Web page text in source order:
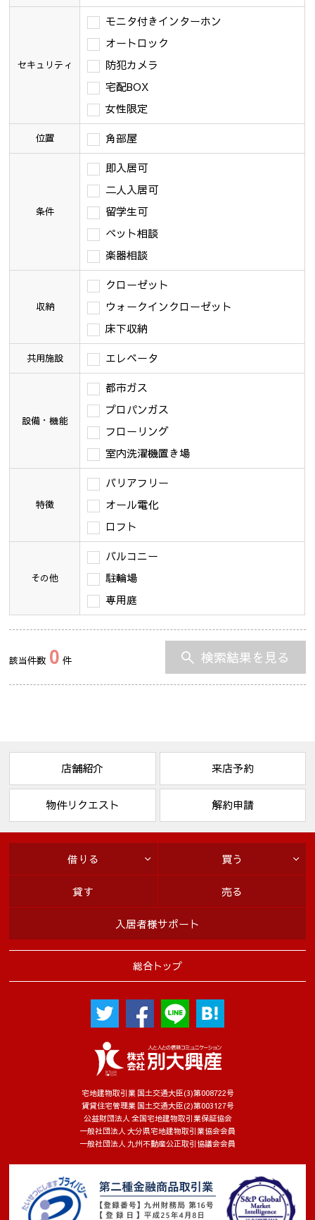
セキュリティ
モニタ付きインターホン
オートロック
防犯カメラ
宅配BOX
女性限定
位置 角部屋
条件
即入居可
二人入居可
留学生可
ペット相談
楽器相談
収納
クローゼット
ウォークインクローゼット
床下収納
共用施設 エレベータ
設備・機能
都市ガス
プロパンガス
フローリング
室内洗濯機置き場
特徴
バリアフリー
オール電化
ロフト
その他
バルコニー
駐輪場
専用庭
該当件数 0 件 検索結果を見る
店舗紹介 来店予約
物件リクエスト 解約申請
宅地建物取引業 国土交通大臣(3)第008722号
賃貸住宅管理業 国土交通大臣(2)第003127号
公益財団法人 全国宅地建物取引業保証協会
一般社団法人 大分県宅地建物取引業協会会員
一般社団法人 九州不動産公正取引協議会会員
総合トップ
借りる 買う
貸す 売る
入居者様サポート